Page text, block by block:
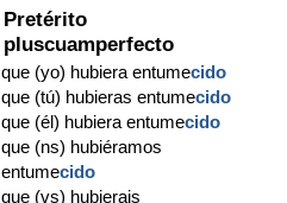
Pretérito
pluscuamperfecto
que (yo) hubiera entumecido
que (tú) hubieras entumecido
que (él) hubiera entumecido
que (ns) hubiéramos
entumecido
que (vs) hubierais